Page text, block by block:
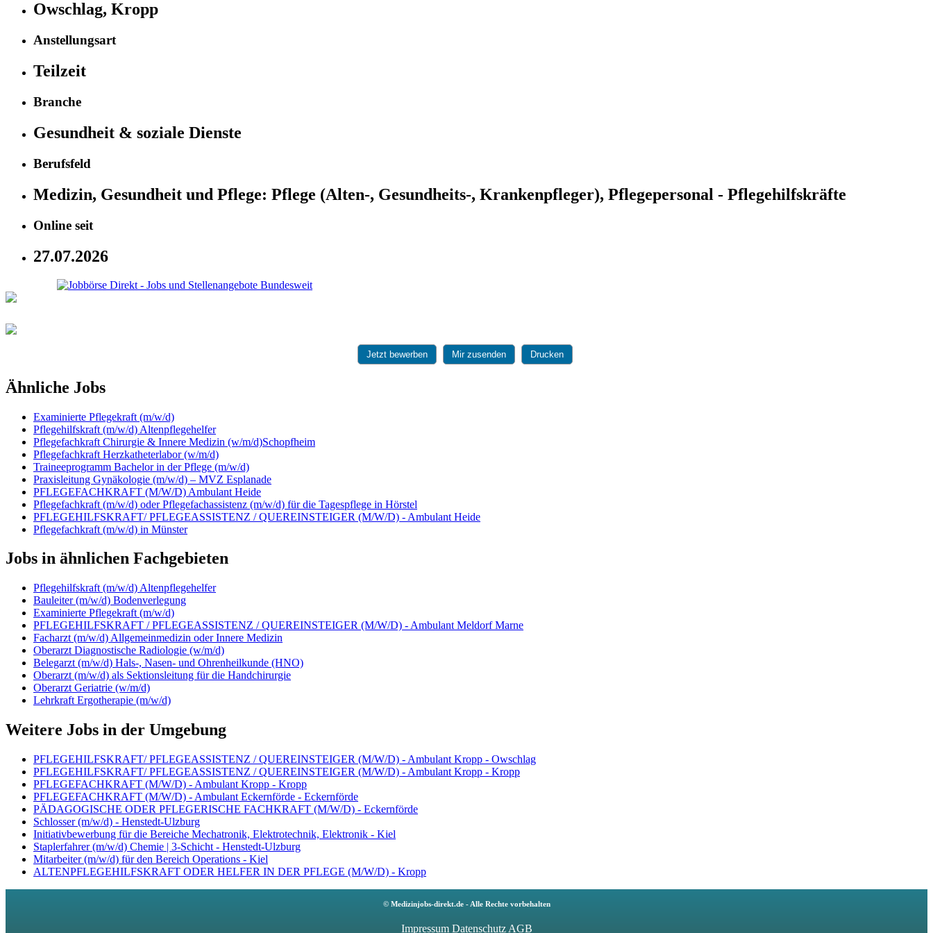
Owschlag, Kropp
Anstellungsart
Teilzeit
Branche
Gesundheit & soziale Dienste
Berufsfeld
Medizin, Gesundheit und Pflege: Pflege (Alten-, Gesundheits-, Krankenpfleger), Pflegepersonal - Pflegehilfskräfte
Online seit
27.07.2026
Jetzt bewerben Mir zusenden Drucken
Ähnliche Jobs
Examinierte Pflegekraft (m/w/d)
Pflegehilfskraft (m/w/d) Altenpflegehelfer
Pflegefachkraft Chirurgie & Innere Medizin (w/m/d)Schopfheim
Pflegefachkraft Herzkatheterlabor (w/m/d)
Traineeprogramm Bachelor in der Pflege (m/w/d)
Praxisleitung Gynäkologie (m/w/d) – MVZ Esplanade
PFLEGEFACHKRAFT (M/W/D) Ambulant Heide
Pflegefachkraft (m/w/d) oder Pflegefachassistenz (m/w/d) für die Tagespflege in Hörstel
PFLEGEHILFSKRAFT/ PFLEGEASSISTENZ / QUEREINSTEIGER (M/W/D) - Ambulant Heide
Pflegefachkraft (m/w/d) in Münster
Jobs in ähnlichen Fachgebieten
Pflegehilfskraft (m/w/d) Altenpflegehelfer
Bauleiter (m/w/d) Bodenverlegung
Examinierte Pflegekraft (m/w/d)
PFLEGEHILFSKRAFT / PFLEGEASSISTENZ / QUEREINSTEIGER (M/W/D) - Ambulant Meldorf Marne
Facharzt (m/w/d) Allgemeinmedizin oder Innere Medizin
Oberarzt Diagnostische Radiologie (w/m/d)
Belegarzt (m/w/d) Hals-, Nasen- und Ohrenheilkunde (HNO)
Oberarzt (m/w/d) als Sektionsleitung für die Handchirurgie
Oberarzt Geriatrie (w/m/d)
Lehrkraft Ergotherapie (m/w/d)
Weitere Jobs in der Umgebung
PFLEGEHILFSKRAFT/ PFLEGEASSISTENZ / QUEREINSTEIGER (M/W/D) - Ambulant Kropp - Owschlag
PFLEGEHILFSKRAFT/ PFLEGEASSISTENZ / QUEREINSTEIGER (M/W/D) - Ambulant Kropp - Kropp
PFLEGEFACHKRAFT (M/W/D) - Ambulant Kropp - Kropp
PFLEGEFACHKRAFT (M/W/D) - Ambulant Eckernförde - Eckernförde
PÄDAGOGISCHE ODER PFLEGERISCHE FACHKRAFT (M/W/D) - Eckernförde
Schlosser (m/w/d) - Henstedt-Ulzburg
Initiativbewerbung für die Bereiche Mechatronik, Elektrotechnik, Elektronik - Kiel
Staplerfahrer (m/w/d) Chemie | 3-Schicht - Henstedt-Ulzburg
Mitarbeiter (m/w/d) für den Bereich Operations - Kiel
ALTENPFLEGEHILFSKRAFT ODER HELFER IN DER PFLEGE (M/W/D) - Kropp
© Medizinjobs-direkt.de - Alle Rechte vorbehalten
Impressum Datenschutz AGB